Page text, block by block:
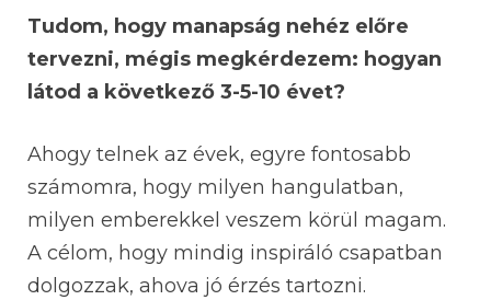
Tudom, hogy manapság nehéz előre
tervezni, mégis megkérdezem: hogyan
látod a következő 3-5-10 évet?
Ahogy telnek az évek, egyre fontosabb
számomra, hogy milyen hangulatban,
milyen emberekkel veszem körül magam.
A célom, hogy mindig inspiráló csapatban
dolgozzak, ahova jó érzés tartozni.